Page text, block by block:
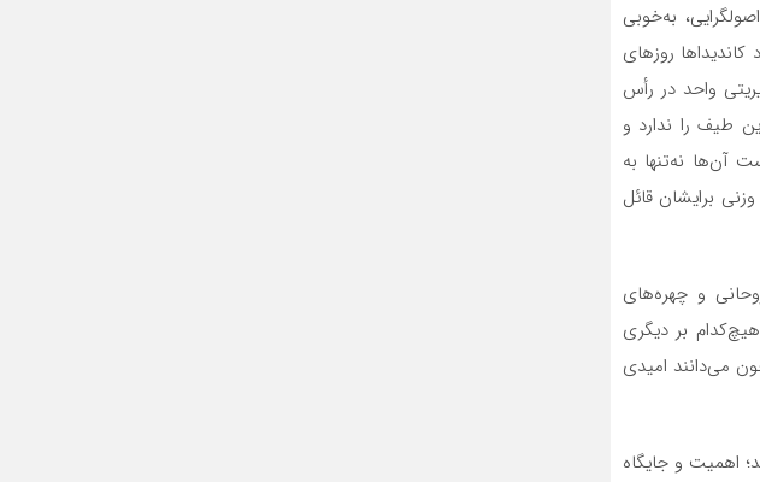
به‌خوبی
روزهای
واحد در رأس
طیف را ندارد و
آن‌ها نه‌تنها به
برای‏شان قائل
و چهره‌های
بر دیگری
می‌دانند امیدی
اهمیت و جایگاه